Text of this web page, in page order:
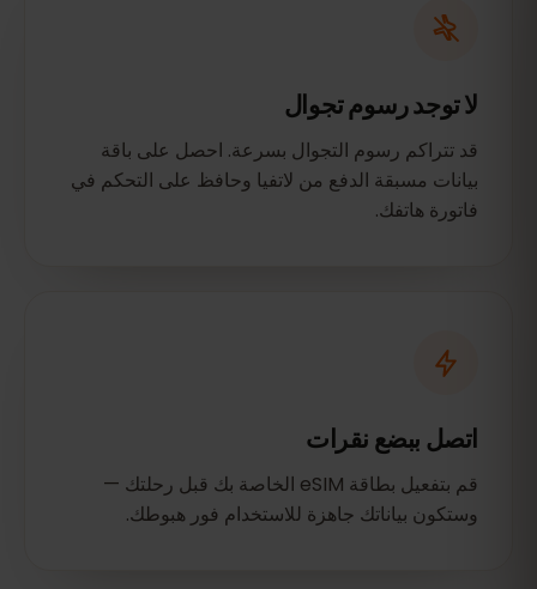
لا توجد رسوم تجوال
قد تتراكم رسوم التجوال بسرعة. احصل على باقة
بيانات مسبقة الدفع من لاتفيا وحافظ على التحكم في
فاتورة هاتفك.
اتصل ببضع نقرات
قم بتفعيل بطاقة eSIM الخاصة بك قبل رحلتك —
وستكون بياناتك جاهزة للاستخدام فور هبوطك.